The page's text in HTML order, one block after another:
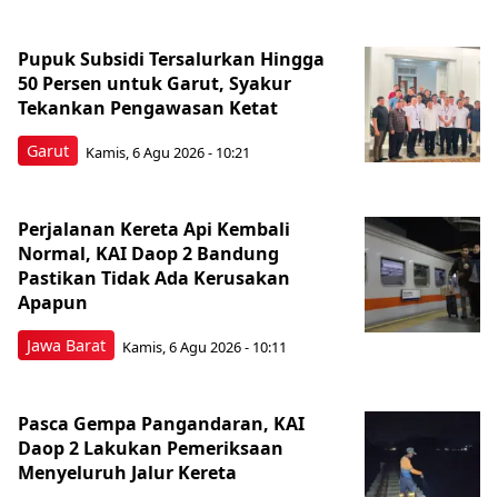
Garut
Pupuk Subsidi Tersalurkan Hingga
50 Persen untuk Garut, Syakur
Tekankan Pengawasan Ketat
Kamis, 6 Agu 2026 - 10:21
Jawa Barat
Perjalanan Kereta Api Kembali
Normal, KAI Daop 2 Bandung
Pastikan Tidak Ada Kerusakan
Apapun
Kamis, 6 Agu 2026 - 10:11
Pasca Gempa Pangandaran, KAI
Daop 2 Lakukan Pemeriksaan
Menyeluruh Jalur Kereta